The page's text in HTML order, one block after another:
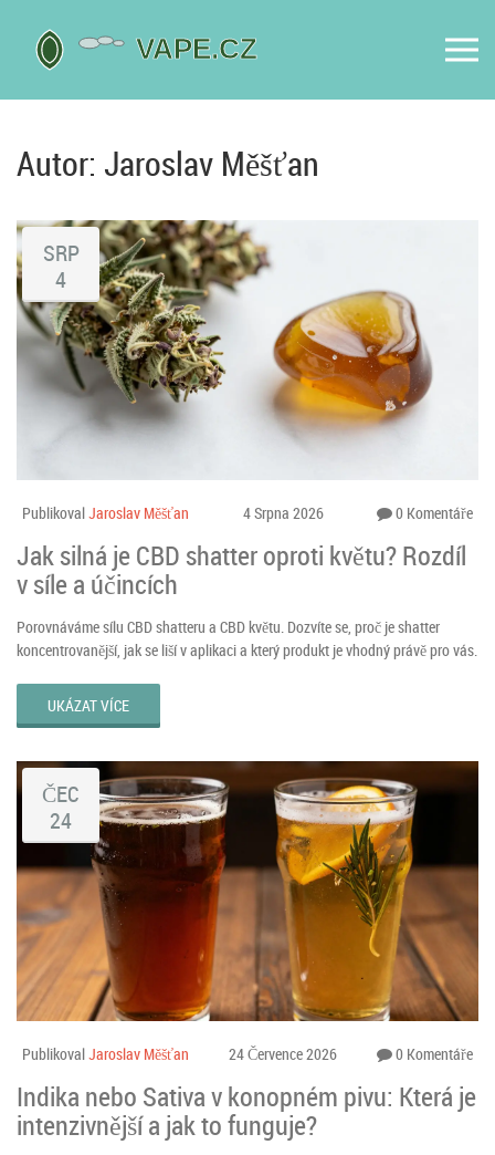
Autor: Jaroslav Měšťan
SRP
4
PublikovalJaroslav Měšťan 4 Srpna 2026 0 Komentáře
Jak silná je CBD shatter oproti květu? Rozdíl
v síle a účincích
Porovnáváme sílu CBD shatteru a CBD květu. Dozvíte se, proč je shatter
koncentrovanější, jak se liší v aplikaci a který produkt je vhodný právě pro vás.
UKÁZAT VÍCE
ČEC
24
PublikovalJaroslav Měšťan 24 Července 2026 0 Komentáře
Indika nebo Sativa v konopném pivu: Která je
intenzivnější a jak to funguje?